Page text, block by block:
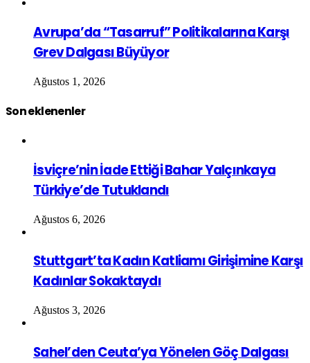
Avrupa’da “Tasarruf” Politikalarına Karşı
Grev Dalgası Büyüyor
Ağustos 1, 2026
Son eklenenler
İsviçre’nin İade Ettiği Bahar Yalçınkaya
Türkiye’de Tutuklandı
Ağustos 6, 2026
Stuttgart’ta Kadın Katliamı Girişimine Karşı
Kadınlar Sokaktaydı
Ağustos 3, 2026
Sahel’den Ceuta’ya Yönelen Göç Dalgası